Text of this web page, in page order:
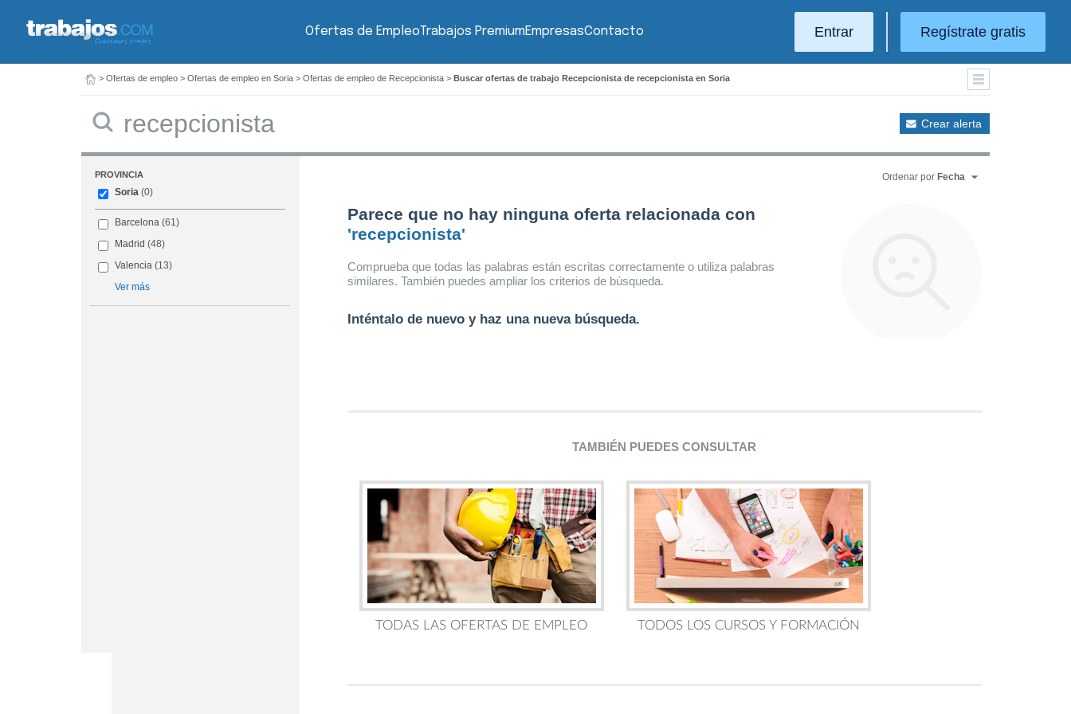
Ofertas de EmpleoTrabajos PremiumEmpresasContacto Entrar Regístrate gratis
> Ofertas de empleo > Ofertas de empleo en Soria > Ofertas de empleo de Recepcionista > Buscar ofertas de trabajo Recepcionista de recepcionista en Soria
Crear alerta
PROVINCIA
Soria (0)
Barcelona (61)
Madrid (48)
Valencia (13)
Ver más
Ordenar por Fecha
Parece que no hay ninguna oferta relacionada con
'recepcionista'
Comprueba que todas las palabras están escritas correctamente o utiliza palabras
similares. También puedes ampliar los criterios de búsqueda.
Inténtalo de nuevo y haz una nueva búsqueda.
TAMBIÉN PUEDES CONSULTAR
TODAS LAS OFERTAS DE EMPLEO TODOS LOS CURSOS Y FORMACIÓN